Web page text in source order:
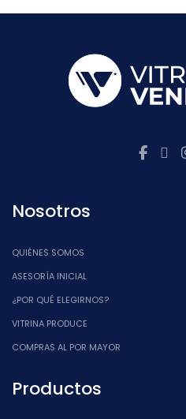
Nosotros
QUIÉNES SOMOS
ASESORÍA INICIAL
¿POR QUÉ ELEGIRNOS?
VITRINA PRODUCE
COMPRAS AL POR MAYOR
Productos